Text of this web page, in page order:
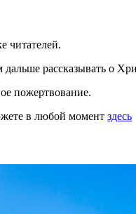
читателей.
рассказывать о
пожертвование.
в любой момент здесь